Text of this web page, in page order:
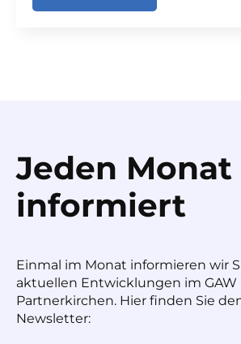
Jeden Monat
informiert
Einmal im Monat informieren wir
aktuellen Entwicklungen im GAW
Partnerkirchen. Hier finden Sie
Newsletter: